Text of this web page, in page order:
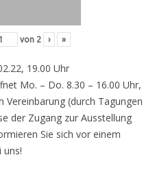
von 2 › »
19.00 Uhr
Mo. – Do. 8.30 – 16.00 Uhr,
Vereinbarung (durch Tagungen
der Zugang zur Ausstellung
Sie sich vor einem
uns!